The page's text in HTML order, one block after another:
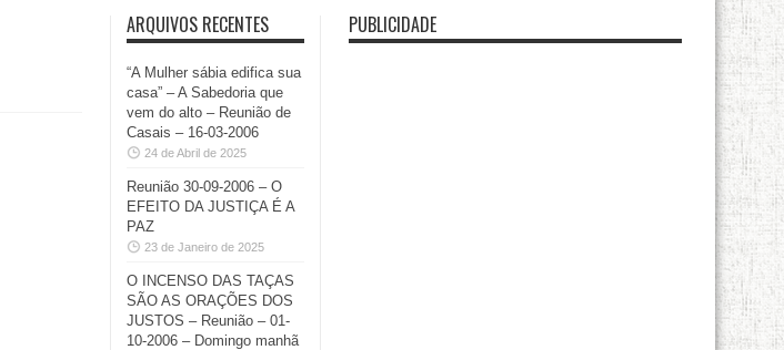
ARQUIVOS RECENTES
“A Mulher sábia edifica sua
casa” – A Sabedoria que
vem do alto – Reunião de
Casais – 16-03-2006
24 de Abril de 2025
Reunião 30-09-2006 – O
EFEITO DA JUSTIÇA É A
PAZ
23 de Janeiro de 2025
O INCENSO DAS TAÇAS
SÃO AS ORAÇÕES DOS
JUSTOS – Reunião – 01-
10-2006 – Domingo manhã
PUBLICIDADE